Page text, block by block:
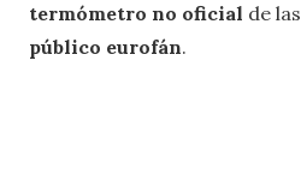
termómetro no oficial de las
público eurofán.